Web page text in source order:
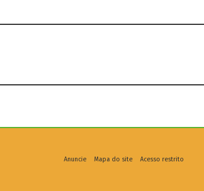
Anuncie Mapa do site Acesso restrito